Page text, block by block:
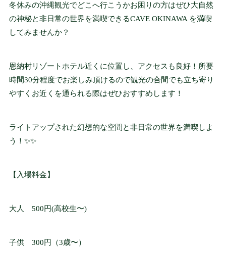
交通アクセス
ACCESS
修学旅行/一般団体
様向け
よくあるご質問
FAQ
パンフレット
ド
冬休みの沖縄観光でどこへ行こうかお困りの方はぜひ大自然
の神秘と非日常の世界を満喫できるCAVE OKINAWA を満喫
してみませんか？
恩納村リゾートホテル近くに位置し、アクセスも良好！所要
時間30分程度でお楽しみ頂けるので観光の合間でも立ち寄り
やすくお近くを通られる際はぜひおすすめします！
ライトアップされた幻想的な空間と非日常の世界を満喫しよ
う！✨✨
【入場料金】
大人 500円(高校生〜)
子供 300円（3歳〜）